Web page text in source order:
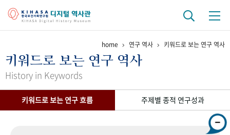
걸어온 길 기관 변천사 역대 기관장
연구 역사
home 연구 역사 키워드로 보는 연구 역사
키워드로 보는 연구 역사
History in Keywords
키워드로 보는 연구 흐름 주제별 종적 연구성과